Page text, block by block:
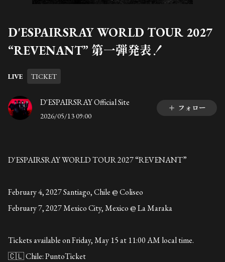
D'ESPAIRSRAY WORLD TOUR 2027
“REVENANT” 第一弾発表！
LIVE TICKET
D'ESPAIRSRAY Official Site
2026/05/13 09:00
フォロー
D'ESPAIRSRAY WORLD TOUR 2027 “REVENANT”
February 4, 2027 Santiago, Chile @ Coliseo
February 7, 2027 Mexico City, Mexico @ La Maraka
Tickets available on Friday, May 15 at 11:00 AM local time.
🇨🇱 Chile: PuntoTicket